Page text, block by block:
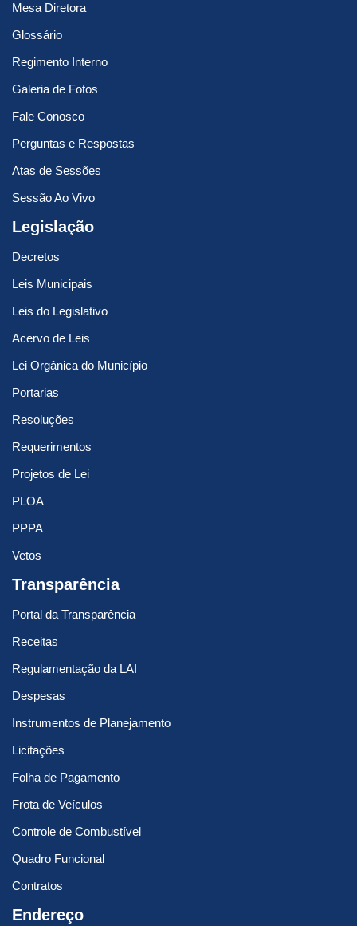
Mesa Diretora
Glossário
Regimento Interno
Galeria de Fotos
Fale Conosco
Perguntas e Respostas
Atas de Sessões
Sessão Ao Vivo
Legislação
Decretos
Leis Municipais
Leis do Legislativo
Acervo de Leis
Lei Orgânica do Município
Portarias
Resoluções
Requerimentos
Projetos de Lei
PLOA
PPPA
Vetos
Transparência
Portal da Transparência
Receitas
Regulamentação da LAI
Despesas
Instrumentos de Planejamento
Licitações
Folha de Pagamento
Frota de Veículos
Controle de Combustível
Quadro Funcional
Contratos
Endereço